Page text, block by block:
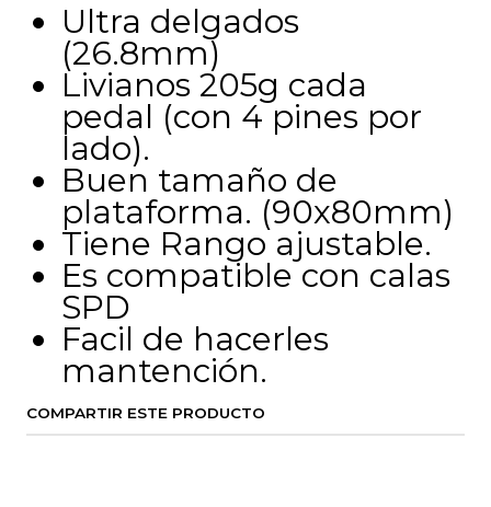
Ultra delgados
(26.8mm)
Livianos 205g cada
pedal (con 4 pines por
lado).
Buen tamaño de
plataforma. (90x80mm)
Tiene Rango ajustable.
Es compatible con calas
SPD
Facil de hacerles
mantención.
COMPARTIR ESTE PRODUCTO